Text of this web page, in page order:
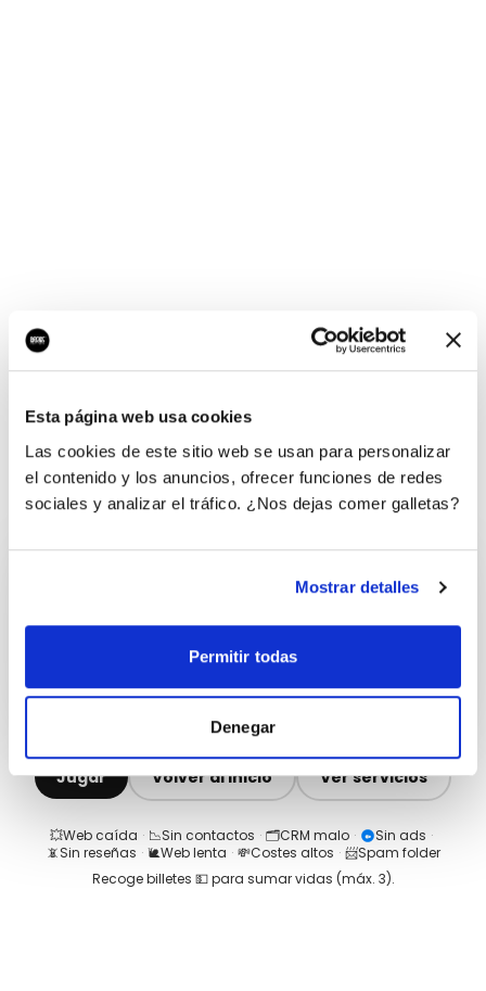
Esta página web usa cookies
Las cookies de este sitio web se usan para personalizar
el contenido y los anuncios, ofrecer funciones de redes
sociales y analizar el tráfico. ¿Nos dejas comer galletas?
Mostrar detalles
Permitir todas
Denegar
¡Ups, no hay nada por
aquí!
¿Quieres jugar al juego del empresario?
Jugar Volver al inicio Ver servicios
💥Web caída · 📉Sin contactos · 🗂️CRM malo · Sin ads ·
📵Sin reseñas · 🐌Web lenta · 💸Costes altos · 📨Spam folder
Recoge billetes 💵 para sumar vidas (máx. 3).